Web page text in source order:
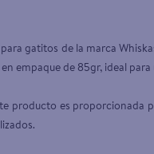
gatitos de la marca
en
producto es proporcionada